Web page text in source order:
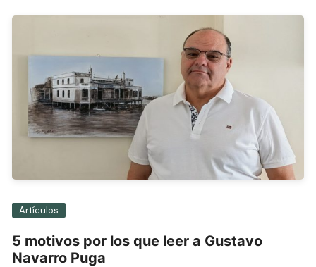
Artículos
5 motivos por los que leer a Gustavo
Navarro Puga